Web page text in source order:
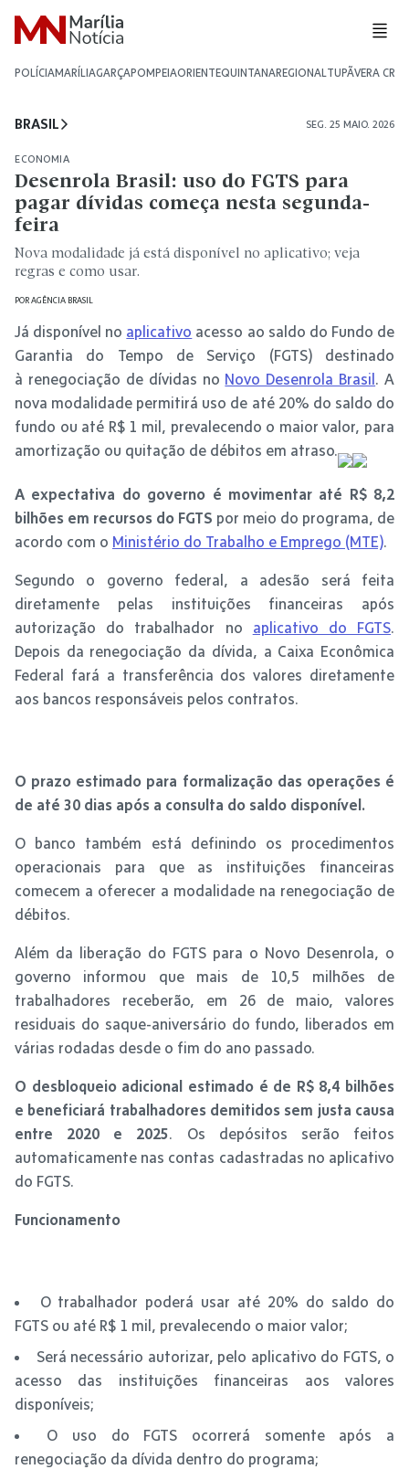
POLÍCIAMARÍLIAGARÇAPOMPEIAORIENTEQUINTANAREGIONALTUPÃVERA CRUZ
BRASIL SEG. 25 MAIO. 2026
ECONOMIA
Desenrola Brasil: uso do FGTS para
pagar dívidas começa nesta segunda-
feira
Nova modalidade já está disponível no aplicativo; veja
regras e como usar.
PORAGÊNCIA BRASIL
Já disponível no aplicativo acesso ao saldo do Fundo de
Garantia do Tempo de Serviço (FGTS) destinado
à renegociação de dívidas no Novo Desenrola Brasil. A
nova modalidade permitirá uso de até 20% do saldo do
fundo ou até R$ 1 mil, prevalecendo o maior valor, para
amortização ou quitação de débitos em atraso.
A expectativa do governo é movimentar até R$ 8,2
bilhões em recursos do FGTS por meio do programa, de
acordo com o Ministério do Trabalho e Emprego (MTE).
Segundo o governo federal, a adesão será feita
diretamente pelas instituições financeiras após
autorização do trabalhador no aplicativo do FGTS.
Depois da renegociação da dívida, a Caixa Econômica
Federal fará a transferência dos valores diretamente
aos bancos responsáveis pelos contratos.
O prazo estimado para formalização das operações é
de até 30 dias após a consulta do saldo disponível.
O banco também está definindo os procedimentos
operacionais para que as instituições financeiras
comecem a oferecer a modalidade na renegociação de
débitos.
Além da liberação do FGTS para o Novo Desenrola, o
governo informou que mais de 10,5 milhões de
trabalhadores receberão, em 26 de maio, valores
residuais do saque-aniversário do fundo, liberados em
várias rodadas desde o fim do ano passado.
O desbloqueio adicional estimado é de R$ 8,4 bilhões
e beneficiará trabalhadores demitidos sem justa causa
entre 2020 e 2025. Os depósitos serão feitos
automaticamente nas contas cadastradas no aplicativo
do FGTS.
Funcionamento
O trabalhador poderá usar até 20% do saldo do
FGTS ou até R$ 1 mil, prevalecendo o maior valor;
Será necessário autorizar, pelo aplicativo do FGTS, o
acesso das instituições financeiras aos valores
disponíveis;
O uso do FGTS ocorrerá somente após a
renegociação da dívida dentro do programa;